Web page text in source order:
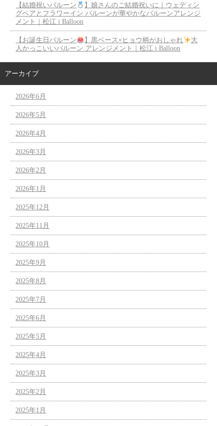
【結婚祝いバルーン
】娘さんのご結婚祝いに｜ウェディン
グベアとフラワーイン バルーンが華やかなバルーンアレンジ
メント｜松江 i Balloon
【お誕生日バルーン 】黒ベース×ヒョウ柄がおしゃれ
大
人かっこいいバルーン アレンジメント｜松江 i Balloon
アーカイブ
2026年6月
2026年5月
2026年4月
2026年3月
2026年2月
2026年1月
2025年12月
2025年11月
2025年10月
2025年9月
2025年8月
2025年7月
2025年6月
2025年5月
2025年4月
2025年3月
2025年2月
2025年1月